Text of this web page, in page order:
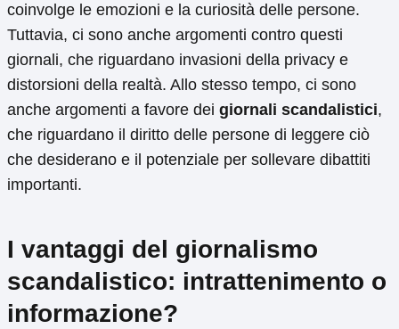
coinvolge le emozioni e la curiosità delle persone.
Tuttavia, ci sono anche argomenti contro questi
giornali, che riguardano invasioni della privacy e
distorsioni della realtà. Allo stesso tempo, ci sono
anche argomenti a favore dei giornali scandalistici,
che riguardano il diritto delle persone di leggere ciò
che desiderano e il potenziale per sollevare dibattiti
importanti.
I vantaggi del giornalismo
scandalistico: intrattenimento o
informazione?